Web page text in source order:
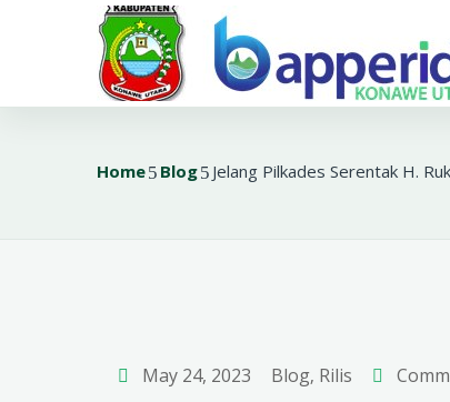
Home Blog Jelang Pilkades Serentak H.
May 24, 2023 Blog‚ Rilis